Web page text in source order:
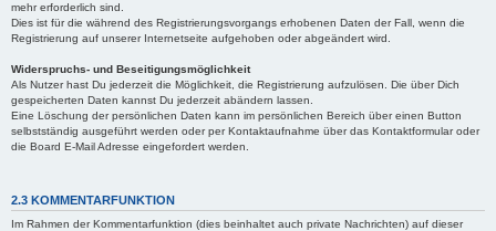
mehr erforderlich sind.
Dies ist für die während des Registrierungsvorgangs erhobenen Daten der Fall, wenn die
Registrierung auf unserer Internetseite aufgehoben oder abgeändert wird.
Widerspruchs- und Beseitigungsmöglichkeit
Als Nutzer hast Du jederzeit die Möglichkeit, die Registrierung aufzulösen. Die über Dich
gespeicherten Daten kannst Du jederzeit abändern lassen.
Eine Löschung der persönlichen Daten kann im persönlichen Bereich über einen Button
selbstständig ausgeführt werden oder per Kontaktaufnahme über das Kontaktformular oder
die Board E-Mail Adresse eingefordert werden.
2.3 KOMMENTARFUNKTION
Im Rahmen der Kommentarfunktion (dies beinhaltet auch private Nachrichten) auf dieser